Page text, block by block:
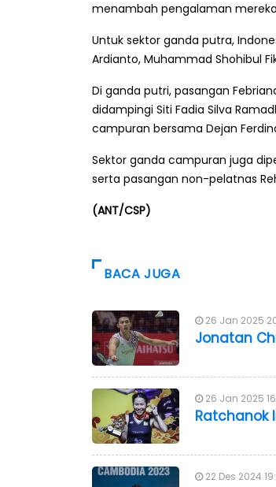
menambah pengalaman
Untuk sektor ganda putra,
Ardianto, Muhammad Shohibul
Di ganda putri, pasangan
didampingi Siti Fadia Silva
campuran bersama Dejan
Sektor ganda campuran juga
serta pasangan non-pelatnas
(ANT/CSP)
BACA JUGA
26 Jan 2025
Jonatan
26 Jan 2025
Ratchanok
22 Des 2024